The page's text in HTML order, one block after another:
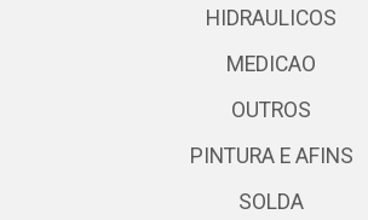
HIDRAULICOS
MEDICAO
OUTROS
PINTURA E AFINS
SOLDA